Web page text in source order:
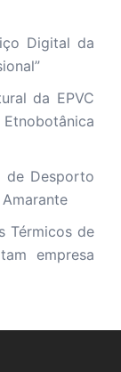
Digital da
da EPVC
de Desporto
Térmicos de
empresa